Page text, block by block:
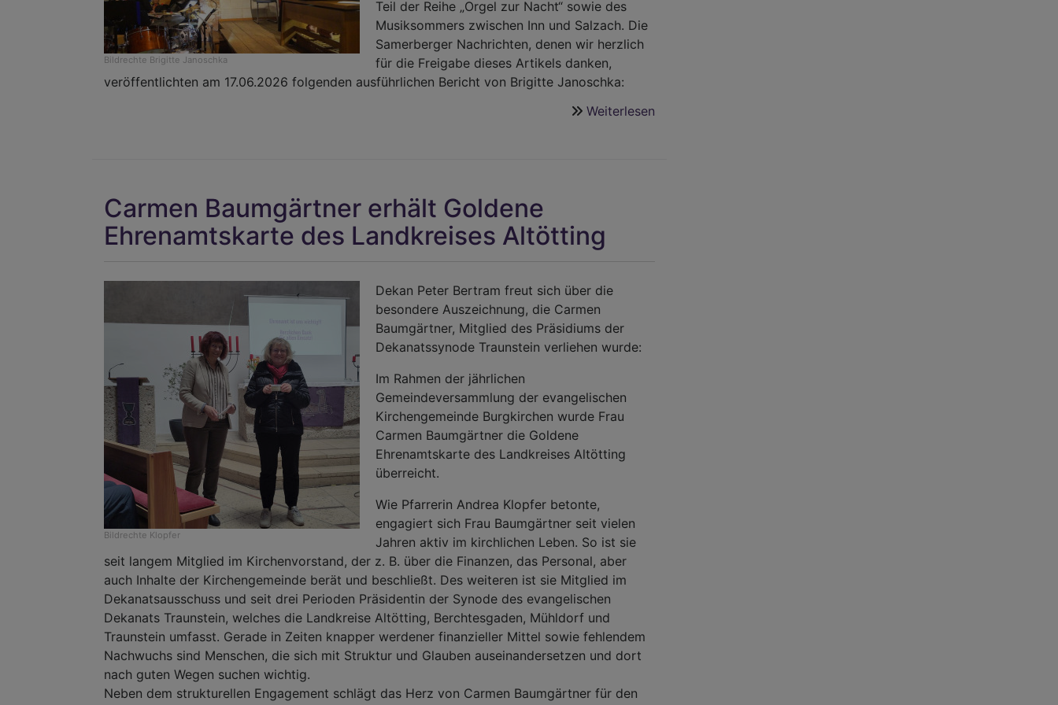
Bildrechte Brigitte Janoschka
Teil der Reihe „Orgel zur Nacht“ sowie des
Musiksommers zwischen Inn und Salzach. Die
Samerberger Nachrichten, denen wir herzlich
für die Freigabe dieses Artikels danken,
veröffentlichten am 17.06.2026 folgenden ausführlichen Bericht von Brigitte Janoschka:
Weiterlesen
Carmen Baumgärtner erhält Goldene
Ehrenamtskarte des Landkreises Altötting
Bildrechte Klopfer
Dekan Peter Bertram freut sich über die
besondere Auszeichnung, die Carmen
Baumgärtner, Mitglied des Präsidiums der
Dekanatssynode Traunstein verliehen wurde:
Im Rahmen der jährlichen
Gemeindeversammlung der evangelischen
Kirchengemeinde Burgkirchen wurde Frau
Carmen Baumgärtner die Goldene
Ehrenamtskarte des Landkreises Altötting
überreicht.
Wie Pfarrerin Andrea Klopfer betonte,
engagiert sich Frau Baumgärtner seit vielen
Jahren aktiv im kirchlichen Leben. So ist sie
seit langem Mitglied im Kirchenvorstand, der z. B. über die Finanzen, das Personal, aber
auch Inhalte der Kirchengemeinde berät und beschließt. Des weiteren ist sie Mitglied im
Dekanatsausschuss und seit drei Perioden Präsidentin der Synode des evangelischen
Dekanats Traunstein, welches die Landkreise Altötting, Berchtesgaden, Mühldorf und
Traunstein umfasst. Gerade in Zeiten knapper werdener finanzieller Mittel sowie fehlendem
Nachwuchs sind Menschen, die sich mit Struktur und Glauben auseinandersetzen und dort
nach guten Wegen suchen wichtig.
Neben dem strukturellen Engagement schlägt das Herz von Carmen Baumgärtner für den